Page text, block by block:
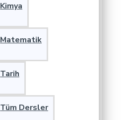
Kimya
Matematik
Tarih
Tüm Dersler